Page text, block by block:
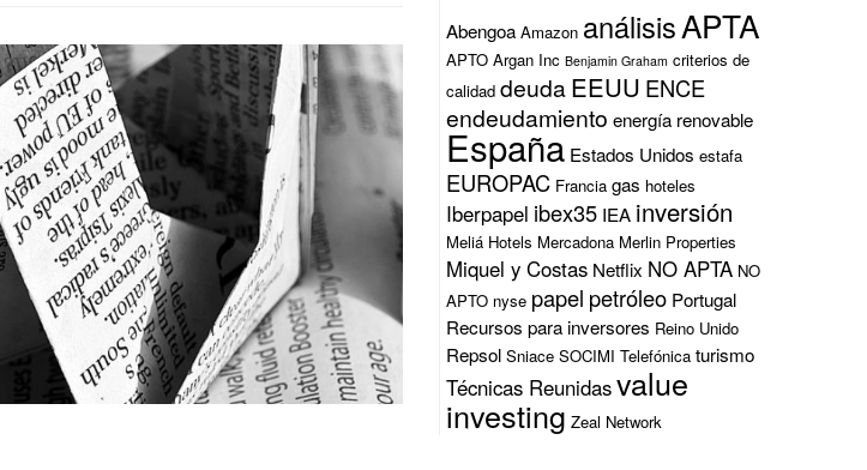
Abengoa Amazon análisisAPTA
APTO Argan Inc Benjamin Graham criterios de
calidad deudaEEUU ENCE
endeudamiento energía renovable
España Estados Unidos estafa
EUROPAC Francia gas hoteles
Iberpapel ibex35 IEA inversión
Meliá Hotels Mercadona Merlin Properties
Miquel y Costas Netflix NO APTA NO
APTO nyse papel petróleo Portugal
Recursos para inversores Reino Unido
Repsol Sniace SOCIMI Telefónica turismo
Técnicas Reunidasvalue
investing Zeal Network